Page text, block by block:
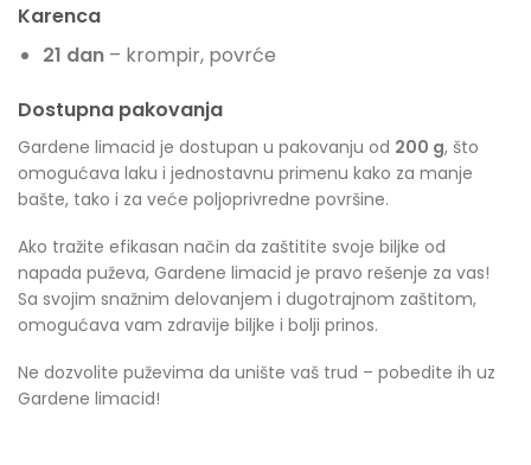
Karenca
21 dan– krompir, povrće
Dostupna pakovanja
Gardene limacid je dostupan u pakovanju od 200 g, što
omogućava laku i jednostavnu primenu kako za manje
bašte, tako i za veće poljoprivredne površine.
Ako tražite efikasan način da zaštitite svoje biljke od
napada puževa, Gardene limacid je pravo rešenje za vas!
Sa svojim snažnim delovanjem i dugotrajnom zaštitom,
omogućava vam zdravije biljke i bolji prinos.
Ne dozvolite puževima da unište vaš trud – pobedite ih uz
Gardene limacid!